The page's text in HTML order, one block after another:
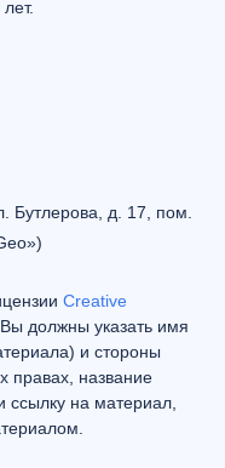
Бутлерова, д. 17, пом.
Creative
. Вы должны указать имя
и стороны
правах, название
ссылку на материал,